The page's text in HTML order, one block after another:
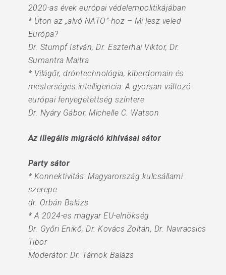
2020-as évek európai védelempolitikájában
* Úton az „alvó NATO”-hoz – Mi lesz veled
Európa?
Dr. Stumpf István, Dr. Eszterhai Viktor, Dr.
Sumantra Maitra
* Világűr, dróntechnológia, kiberdomain és
mesterséges intelligencia: A gyorsan változó
európai fenyegetettség színtere
Dr. Nyáry Gábor, Michelle C. Watson
Az illegális migráció kihívásai sátor
Party sátor
* Konnektivitás: Magyarország kulcsállami
szerepe
dr. Orbán Balázs
* A 2024-es magyar EU-elnökség
Dr. Győri Enikő, Dr. Kovács Zoltán, Dr. Navracsics
Tibor
Moderátor: Dr. Tárnok Balázs